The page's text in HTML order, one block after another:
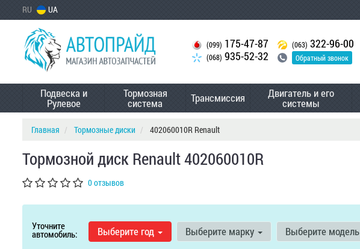
RU UA
(099) 175-47-87
(068) 935-52-32
(063) 322-96-00
Обратный звонок
Подвеска и
Рулевое
Тормозная
система Трансмиссия Двигатель и его
системы
Главная Тормозные диски 402060010R Renault
Тормозной диск Renault 402060010R
0 отзывов
Уточните
автомобиль: Выберите год Выберите марку Выберите модель